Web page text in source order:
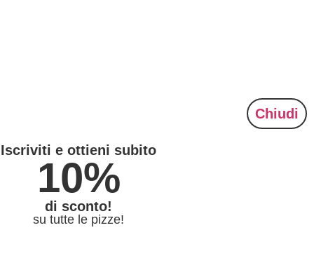
Chiudi
Iscriviti e ottieni subito
10%
di sconto!
su tutte le pizze!